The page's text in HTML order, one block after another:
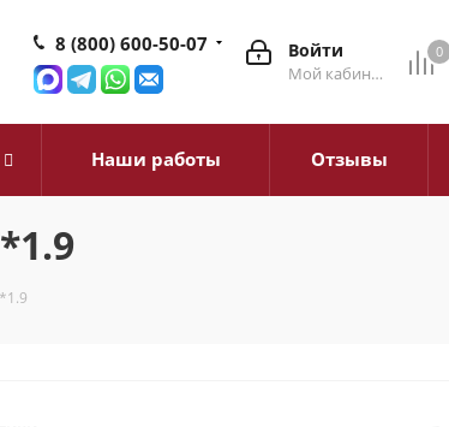
0
Войти
Мой кабинет
8 (800) 600-50-07
Наши работы Отзывы